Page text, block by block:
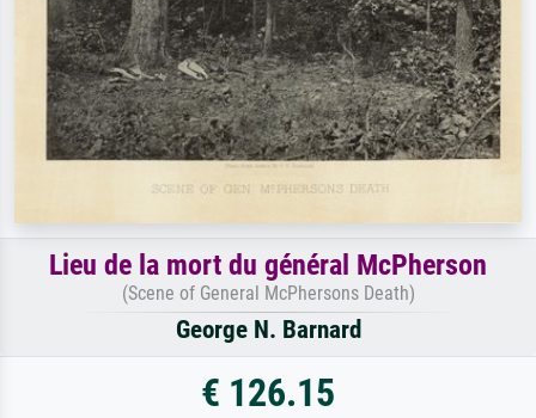
Lieu de la mort du général McPherson
(Scene of General McPhersons Death)
George N. Barnard
€ 126.15